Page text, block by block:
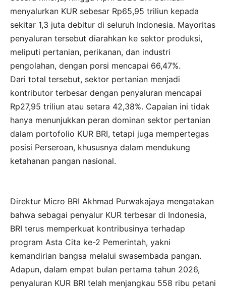
menyalurkan KUR sebesar Rp65,95 triliun kepada
sekitar 1,3 juta debitur di seluruh Indonesia. Mayoritas
penyaluran tersebut diarahkan ke sektor produksi,
meliputi pertanian, perikanan, dan industri
pengolahan, dengan porsi mencapai 66,47%.
Dari total tersebut, sektor pertanian menjadi
kontributor terbesar dengan penyaluran mencapai
Rp27,95 triliun atau setara 42,38%. Capaian ini tidak
hanya menunjukkan peran dominan sektor pertanian
dalam portofolio KUR BRI, tetapi juga mempertegas
posisi Perseroan, khususnya dalam mendukung
ketahanan pangan nasional.
Direktur Micro BRI Akhmad Purwakajaya mengatakan
bahwa sebagai penyalur KUR terbesar di Indonesia,
BRI terus memperkuat kontribusinya terhadap
program Asta Cita ke-2 Pemerintah, yakni
kemandirian bangsa melalui swasembada pangan.
Adapun, dalam empat bulan pertama tahun 2026,
penyaluran KUR BRI telah menjangkau 558 ribu petani